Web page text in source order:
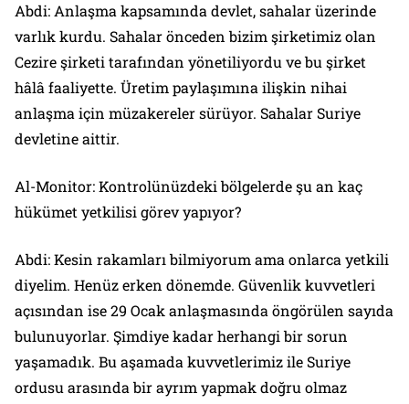
Abdi: Anlaşma kapsamında devlet, sahalar üzerinde
varlık kurdu. Sahalar önceden bizim şirketimiz olan
Cezire şirketi tarafından yönetiliyordu ve bu şirket
hâlâ faaliyette. Üretim paylaşımına ilişkin nihai
anlaşma için müzakereler sürüyor. Sahalar Suriye
devletine aittir.
Al-Monitor: Kontrolünüzdeki bölgelerde şu an kaç
hükümet yetkilisi görev yapıyor?
Abdi: Kesin rakamları bilmiyorum ama onlarca yetkili
diyelim. Henüz erken dönemde. Güvenlik kuvvetleri
açısından ise 29 Ocak anlaşmasında öngörülen sayıda
bulunuyorlar. Şimdiye kadar herhangi bir sorun
yaşamadık. Bu aşamada kuvvetlerimiz ile Suriye
ordusu arasında bir ayrım yapmak doğru olmaz